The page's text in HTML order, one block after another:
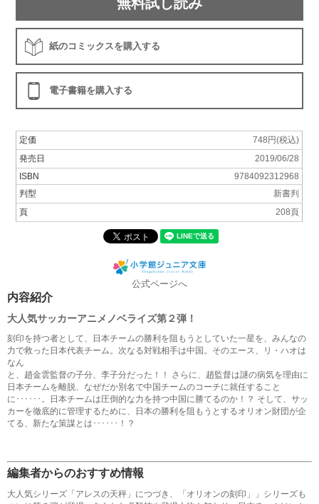
紙のコミックスを購入する
電子書籍を購入する
定価
748円(税込)
発売日
2019/06/28
ISBN
9784092312968
判型
新書判
頁
208頁
公式ページへ
内容紹介
大人気サッカーアニメノベライズ第２弾！
刻印を持つ者として、日本チームの勝利を阻もうとしていた一星を、みんなの
力で救った日本代表チーム。次なる対戦相手は中国。そのエース、リ・ハオは
なん
と、趙金雲監督の子分、李子分だった！！ さらに、趙監督は謎の病気を理由に
日本チームを離脱、なぜだか別名で中国チームのコーチに就任すること
に･･････。日本チームは圧倒的な力を持つ中国に勝てるのか！？ そして、サッ
カーを徹底的に管理するために、日本の勝利を阻もうとするオリオン財団が企
てる、新たな策謀とは･･････！？
編集者からのおすすめ情報
大人気シリーズ「アレスの天秤」につづき、「オリオンの刻印」」シリーズも